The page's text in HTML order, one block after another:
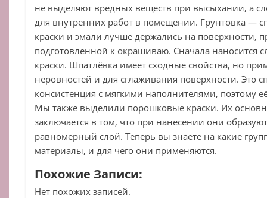
не выделяют вредных веществ при высыхании, а
для внутренних работ в помещении. Грунтовка —
краски и эмали лучше держались на поверхности,
подготовленной к окрашиваю. Сначала наносится
краски. Шпатлёвка имеет сходные свойства, но
неровностей и для сглаживания поверхности. Это
консистенция с мягкими наполнителями, поэтому
Мы также выделили порошковые краски. Их
заключается в том, что при нанесении они
равномерный слой. Теперь вы знаете на какие
материалы, и для чего они применяются.
Похожие Записи:
Нет похожих записей.